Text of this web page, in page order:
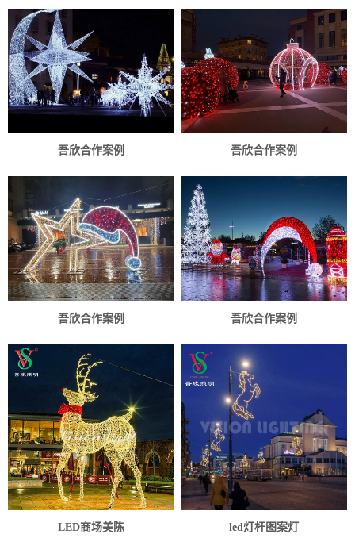
吾欣合作案例 吾欣合作案例
吾欣合作案例 吾欣合作案例
LED商场美陈 led灯杆图案灯